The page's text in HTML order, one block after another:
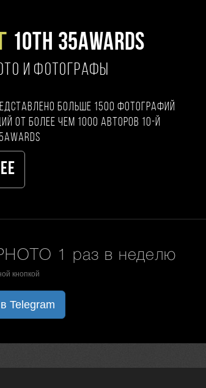
10TH 35AWARDS
И ФОТОГРАФЫ
больше 1500 фотографий
от более чем 1000 авторов 10-й
1 раз в неделю
кнопкой
Telegram